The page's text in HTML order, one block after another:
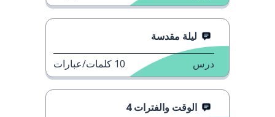
ليلة مقدسة
درس 10 كلمات/عبارات
الوقت والفترات 4